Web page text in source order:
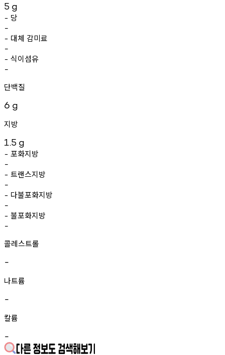
5 g
- 당
-
- 대체 감미료
-
- 식이섬유
-
단백질
6 g
지방
1.5 g
- 포화지방
-
- 트랜스지방
-
- 다불포화지방
-
- 불포화지방
-
콜레스트롤
-
나트륨
-
칼륨
-